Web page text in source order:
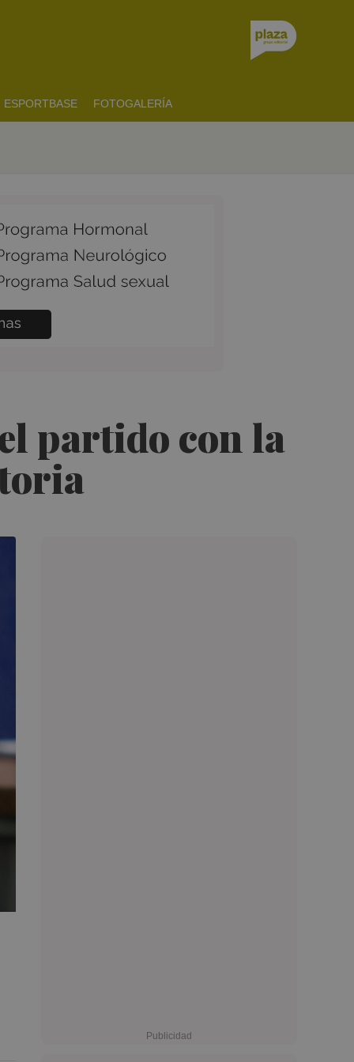
ESPORTBASE FOTOGALERÍA
partido con la